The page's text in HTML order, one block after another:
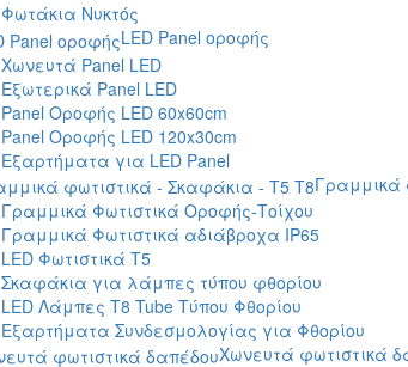
Φωτάκια Νυκτός
LED Panel οροφής
Χωνευτά Panel LED
Εξωτερικά Panel LED
Panel Οροφής LED 60x60cm
Panel Οροφής LED 120x30cm
Εξαρτήματα για LED Panel
Γραμμικά
Γραμμικά Φωτιστικά Οροφής-Τοίχου
Γραμμικά Φωτιστικά αδιάβροχα IP65
LED Φωτιστικά T5
Σκαφάκια για λάμπες τύπου φθορίου
LED Λάμπες T8 Tube Τύπου Φθορίου
Εξαρτήματα Συνδεσμολογίας για Φθορίου
Χωνευτά φωτιστικά